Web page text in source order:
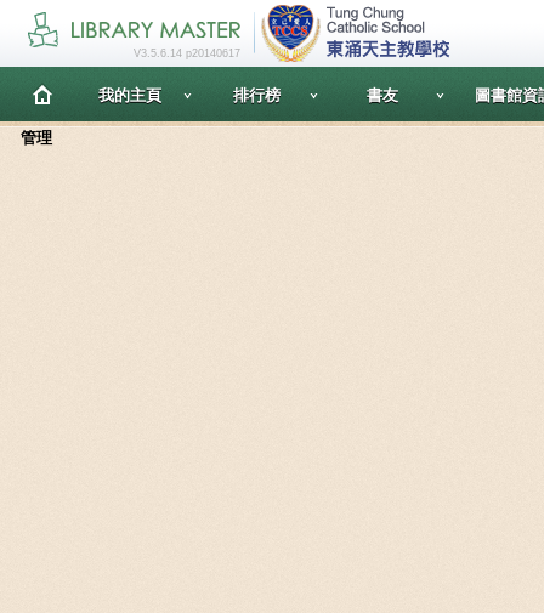
V3.5.6.14 p20140617
我的主頁 排行榜 書友 圖書館資
管理